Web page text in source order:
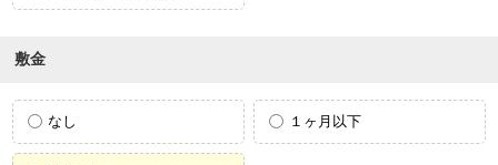
敷金
なし １ヶ月以下